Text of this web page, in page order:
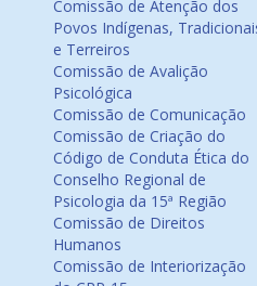
Comissão de Atenção dos
Povos Indígenas,
e Terreiros
Comissão de Avalição
Psicológica
Comissão de Comunicação
Comissão de Criação do
Código de Conduta Ética do
Conselho Regional de
Psicologia da 15ª Região
Comissão de Direitos
Humanos
Comissão de Interiorização